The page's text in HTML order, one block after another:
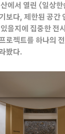
에서 열린 〈일상한
보다, 제한된 공간
을지에 집중한 전
로젝트를 하나의
봤다.